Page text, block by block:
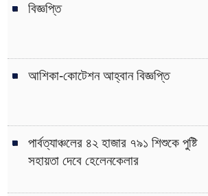
বিজ্ঞপ্তি
আশিকা-কোটেশন আহ্বান বিজ্ঞপ্তি
পার্বত্যাঞ্চলের ৪২ হাজার ৭৯১ শিশুকে পুষ্টি
সহায়তা দেবে হেলেনকেলার